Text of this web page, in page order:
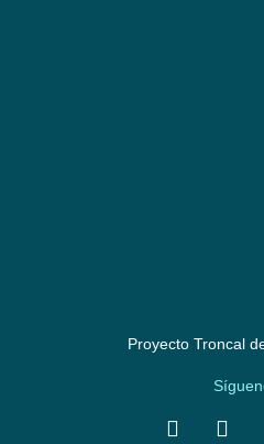
Proyecto Troncal